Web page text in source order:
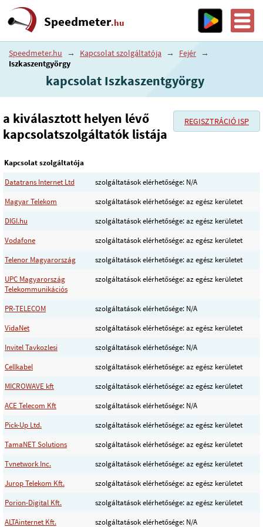
Speedmeter.hu
Speedmeter.hu → Kapcsolat szolgáltatója → Fejér →
Iszkaszentgyörgy
kapcsolat Iszkaszentgyörgy
REGISZTRÁCIÓ ISP
a kiválasztott helyen lévő
kapcsolatszolgáltatók listája
Kapcsolat szolgáltatója
Datatrans Internet Ltd
szolgáltatások elérhetősége: N/A
Magyar Telekom
szolgáltatások elérhetősége: az egész kerületet
DIGI.hu
szolgáltatások elérhetősége: az egész kerületet
Vodafone
szolgáltatások elérhetősége: az egész kerületet
Telenor Magyarország
szolgáltatások elérhetősége: az egész kerületet
UPC Magyarország
Telekommunikációs
szolgáltatások elérhetősége: az egész kerületet
PR-TELECOM
szolgáltatások elérhetősége: N/A
VidaNet
szolgáltatások elérhetősége: az egész kerületet
Invitel Tavkozlesi
szolgáltatások elérhetősége: N/A
Cellkabel
szolgáltatások elérhetősége: az egész kerületet
MICROWAVE kft
szolgáltatások elérhetősége: az egész kerületet
ACE Telecom Kft
szolgáltatások elérhetősége: N/A
Pick-Up Ltd.
szolgáltatások elérhetősége: az egész kerületet
TamaNET Solutions
szolgáltatások elérhetősége: az egész kerületet
Tvnetwork Inc.
szolgáltatások elérhetősége: az egész kerületet
Jurop Telekom Kft.
szolgáltatások elérhetősége: az egész kerületet
Porion-Digital Kft.
szolgáltatások elérhetősége: az egész kerületet
ALTAinternet Kft.
szolgáltatások elérhetősége: N/A